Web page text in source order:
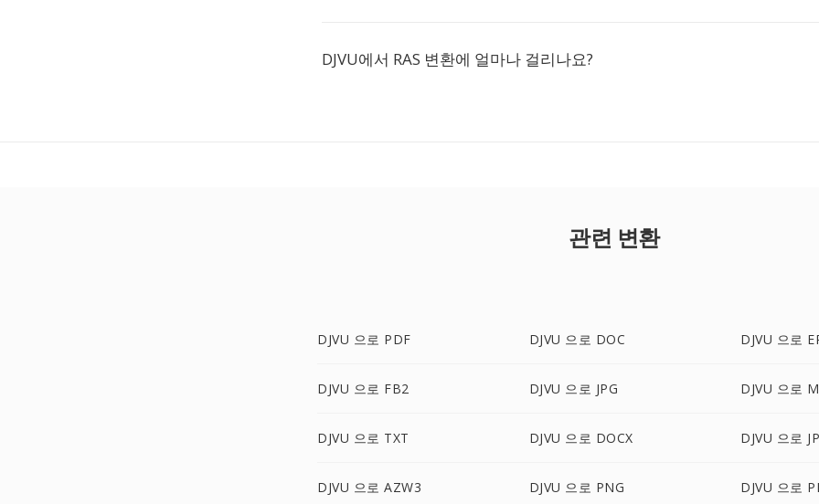
DJVU에서 RAS 변환에 얼마나 걸리나요?
관련 변환
DJVU 으로 PDF DJVU 으로 DOC DJVU 으로
DJVU 으로 FB2 DJVU 으로 JPG DJVU 으로
DJVU 으로 TXT DJVU 으로 DOCX DJVU 으로
DJVU 으로 AZW3 DJVU 으로 PNG DJVU 으로